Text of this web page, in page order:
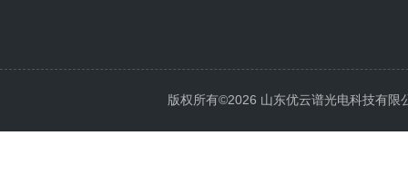
版权所有©2026 山东优云谱光电科技有